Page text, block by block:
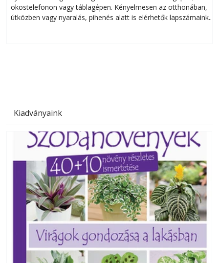
okostelefonon vagy táblagépen. Kényelmesen az otthonában,
útközben vagy nyaralás, pihenés alatt is elérhetők lapszámaink.
Kiadványaink